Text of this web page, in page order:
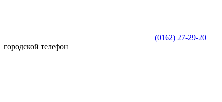
(0162) 27-29-20
городской телефон